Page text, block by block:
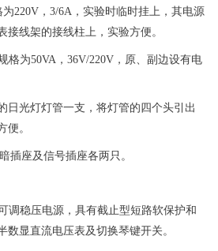
220V，3/6A，实验时临时挂上，其电源
接线架的接线柱上，实验方便。
格为50VA，36V/220V，原、副边设有电
日光灯灯管一支，将灯管的四个头引出
便。
插座及信号插座各两只。
调稳压电源，具有截止型短路软保护和
数显直流电压表及切换琴键开关。